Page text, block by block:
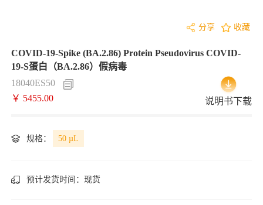
分享 收藏
COVID-19-Spike (BA.2.86) Protein Pseudovirus COVID-
19-S蛋白（BA.2.86）假病毒
18040ES50
￥ 5455.00
说明书下载
规格： 50 µL
预计发货时间： 现货